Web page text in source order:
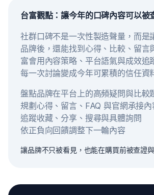
台富觀點：讓今年的口碑內容可以被
社群口碑不是一次性製造聲量，而是
品牌後，還能找到心得、比較、留言
富會用內容策略、平台語氣與成效追
每一次討論變成今年可累積的信任資
盤點品牌在平台上的高頻疑問與比較
規劃心得、留言、FAQ 與官網承接內
追蹤收藏、分享、搜尋與具體詢問
依正負向回饋調整下一輪內容
讓品牌不只被看見，也能在購買前被查證